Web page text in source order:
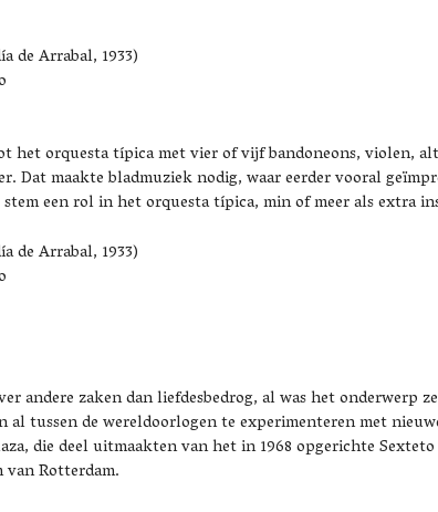
de Arrabal, 1933)
het orquesta típica met vier of vijf bandoneons, violen,
Dat maakte bladmuziek nodig, waar eerder vooral
een rol in het orquesta típica, min of meer als extra
de Arrabal, 1933)
andere zaken dan liefdesbedrog, al was het onderwerp
tussen de wereldoorlogen te experimenteren met
die deel uitmaakten van het in 1968 opgerichte Sexteto
van Rotterdam.